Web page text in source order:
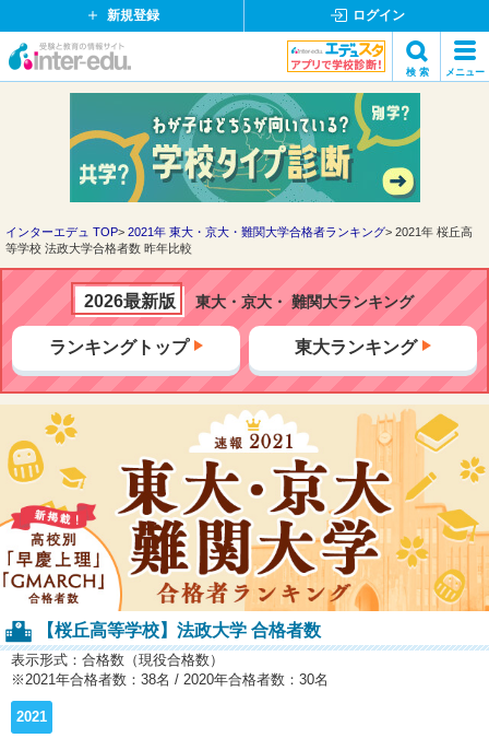
新規登録 ログイン
イ
ド
ッ
ト
検 索 メニュー
検索
インターエデュ TOP 2021年 東大・京大・難関大学合格者ランキング
2021年 桜丘高
等学校 法政大学合格者数 昨年比較
2026最新版 東大・京大・ 難関大ランキング
ランキングトップ 東大ランキング
【桜丘高等学校】法政大学 合格者数
表示形式：合格数（現役合格数）
※2021年合格者数：38名 / 2020年合格者数：30名
2021